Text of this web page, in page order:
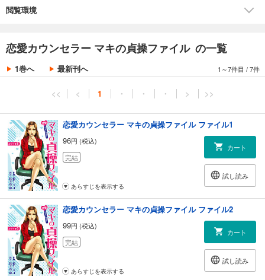
閲覧環境
恋愛カウンセラー マキの貞操ファイル の一覧
1巻へ 最新刊へ 1～7件目 /7件
<< < 1 ・ ・ ・ > >>
恋愛カウンセラー マキの貞操ファイル ファイル1
96円 (税込)
完結
カート
試し読み
あらすじを表示する
恋愛カウンセラー マキの貞操ファイル ファイル2
99円 (税込)
完結
カート
試し読み
あらすじを表示する